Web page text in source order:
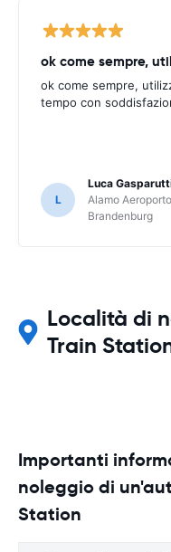
ok come sempre,
ok come sempre,
tempo con
L
Luca
Alamo
Brandenburg
Località di
Train
Importanti
noleggio di
Station